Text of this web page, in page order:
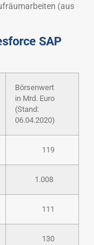
(aus
SAP
Börsenwert
in Mrd. Euro
(Stand:
06.04.2020)
119
1.008
111
130